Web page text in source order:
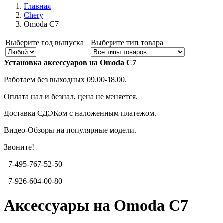
Главная
Chery
Omoda C7
Выберите год выпуска Выберите тип товара
Установка аксессуаров на Omoda C7
Работаем без выходных 09.00-18.00.
Оплата нал и безнал, цена не меняется.
Доставка СДЭКом с наложенным платежом.
Видео-Обзоры на популярные модели.
Звоните!
+7-495-767-52-50
+7-926-604-00-80
Аксессуары на Omoda C7